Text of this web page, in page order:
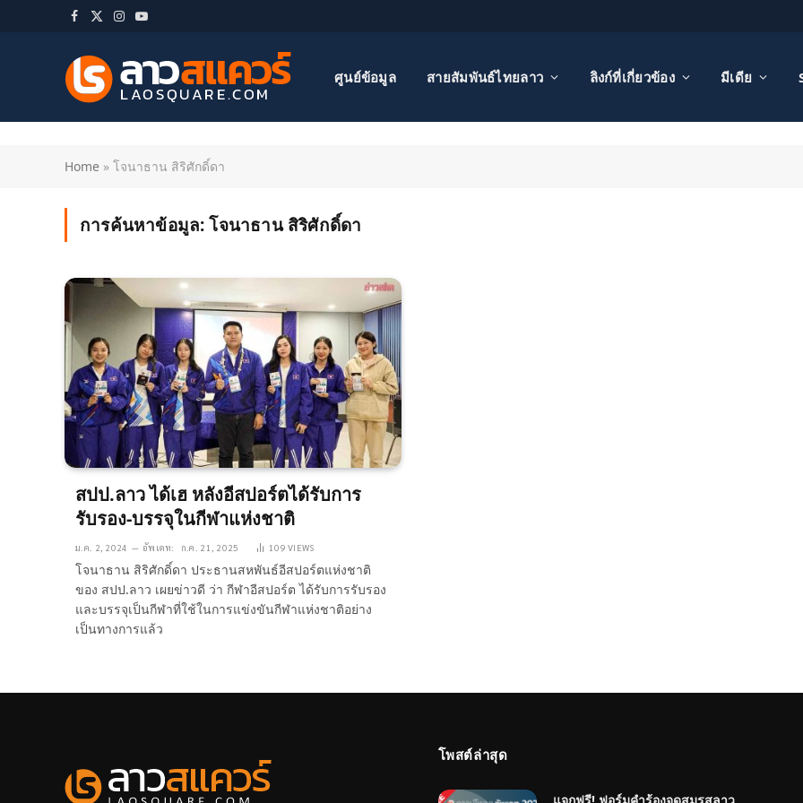
Facebook
X
Instagram
YouTube
ศูนย์ข้อมูล สายสัมพันธ์ไทยลาว ลิงก์ที่เกี่ยวข้อง มีเดีย
Home » โจนาธาน สิริศักดิ์ดา
การค้นหาข้อมูล:โจนาธาน สิริศักดิ์ดา
สปป.ลาว ได้เฮ หลังอีสปอร์ตได้รับการ
รับรอง-บรรจุในกีฬาแห่งชาติ
ม.ค. 2, 2024 อัพเดท: ก.ค. 21, 2025 109VIEWS
โจนาธาน สิริศักดิ์ดา ประธานสหพันธ์อีสปอร์ตแห่งชาติ
ของ สปป.ลาว เผยข่าวดี ว่า กีฬาอีสปอร์ต ได้รับการรับรอง
และบรรจุเป็นกีฬาที่ใช้ในการแข่งขันกีฬาแห่งชาติอย่าง
เป็นทางการแล้ว
โพสต์ล่าสุด
แจกฟรี! ฟอร์มคำร้องจดสมรสลาว